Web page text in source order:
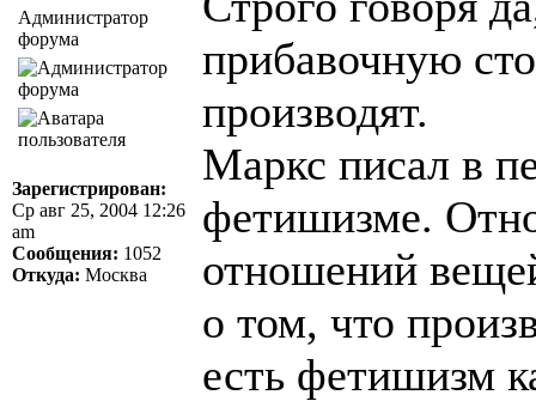
Администратор
форума
Зарегистрирован:
Ср авг 25, 2004 12:26
am
Сообщения: 1052
Откуда: Москва
прибавочную
производят.
Маркс писал в
фетишизме.
отношений
о том, что
есть фетишизм